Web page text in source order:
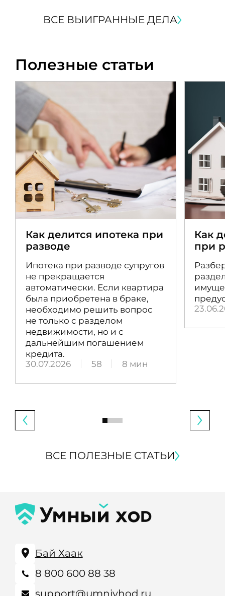
ВСЕ ВЫИГРАННЫЕ ДЕЛА
Полезные статьи
Как делится ипотека при
разводе
Ипотека при разводе супругов
не прекращается
автоматически. Если квартира
была приобретена в браке,
необходимо решить вопрос
не только с разделом
недвижимости, но и с
дальнейшим погашением
кредита.
30.07.2026
58 8 мин
Как
при
ВСЕ ПОЛЕЗНЫЕ СТАТЬИ
Бай Хаак
8 800 600 88 38
support@umniyhod.ru